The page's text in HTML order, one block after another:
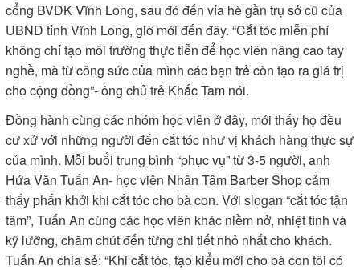
cổng BVĐK Vĩnh Long, sau đó đến vỉa hè gần trụ sở cũ của
UBND tỉnh Vĩnh Long, giờ mới đến đây. “Cắt tóc miễn phí
không chỉ tạo môi trường thực tiễn để học viên nâng cao tay
nghề, mà từ công sức của mình các bạn trẻ còn tạo ra giá trị
cho cộng đồng”- ông chủ trẻ Khắc Tam nói.
Đồng hành cùng các nhóm học viên ở đây, mới thấy họ đều
cư xử với những người đến cắt tóc như vị khách hàng thực sự
của mình. Mỗi buổi trung bình “phục vụ” từ 3-5 người, anh
Hứa Văn Tuấn An- học viên Nhân Tâm Barber Shop cảm
thấy phấn khởi khi cắt tóc cho bà con. Với slogan “cắt tóc tận
tâm”, Tuấn An cùng các học viên khác niềm nở, nhiệt tình và
kỹ lưỡng, chăm chút đến từng chi tiết nhỏ nhất cho khách.
Tuấn An chia sẻ: “Khi cắt tóc, tạo kiểu mới cho bà con tôi có